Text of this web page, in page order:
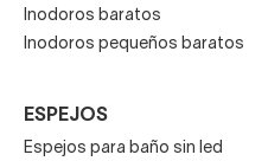
Inodoros baratos
Inodoros pequeños baratos
ESPEJOS
Espejos para baño sin led